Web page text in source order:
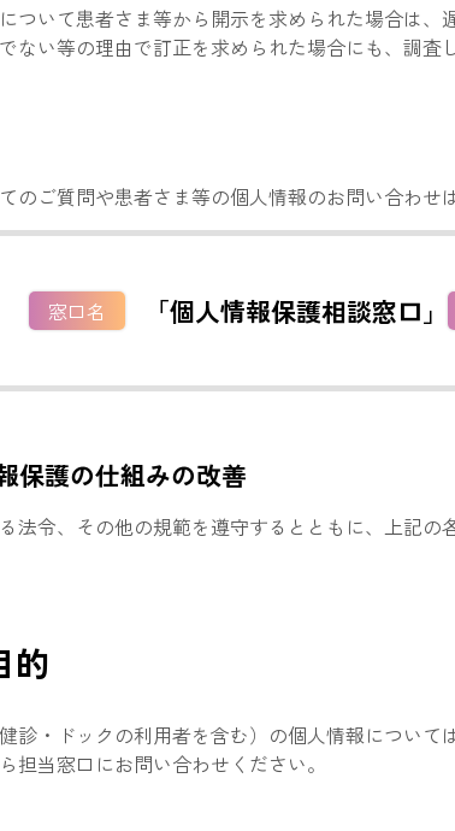
ついて患者さま等から開示を求められた場合は
ない等の理由で訂正を求められた場合にも、調査
のご質問や患者さま等の個人情報のお問い合わせ
窓口名 「個人情報保護相談窓口」
保護の仕組みの改善
法令、その他の規範を遵守するとともに、上記
的
診・ドックの利用者を含む）の個人情報につい
担当窓口にお問い合わせください。